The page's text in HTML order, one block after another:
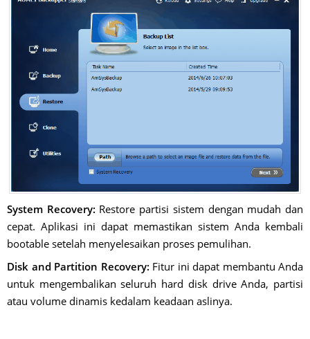
System Recovery: Restore partisi sistem dengan mudah dan
cepat. Aplikasi ini dapat memastikan sistem Anda kembali
bootable setelah menyelesaikan proses pemulihan.
Disk and Partition Recovery: Fitur ini dapat membantu Anda
untuk mengembalikan seluruh hard disk drive Anda, partisi
atau volume dinamis kedalam keadaan aslinya.